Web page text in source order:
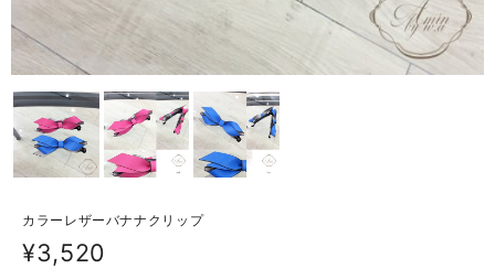
カラーレザーバナナクリップ
¥3,520